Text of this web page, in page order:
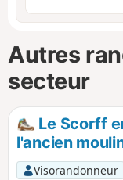
Autres
secteur
Le Scorff
l'ancien
Visorandonneur